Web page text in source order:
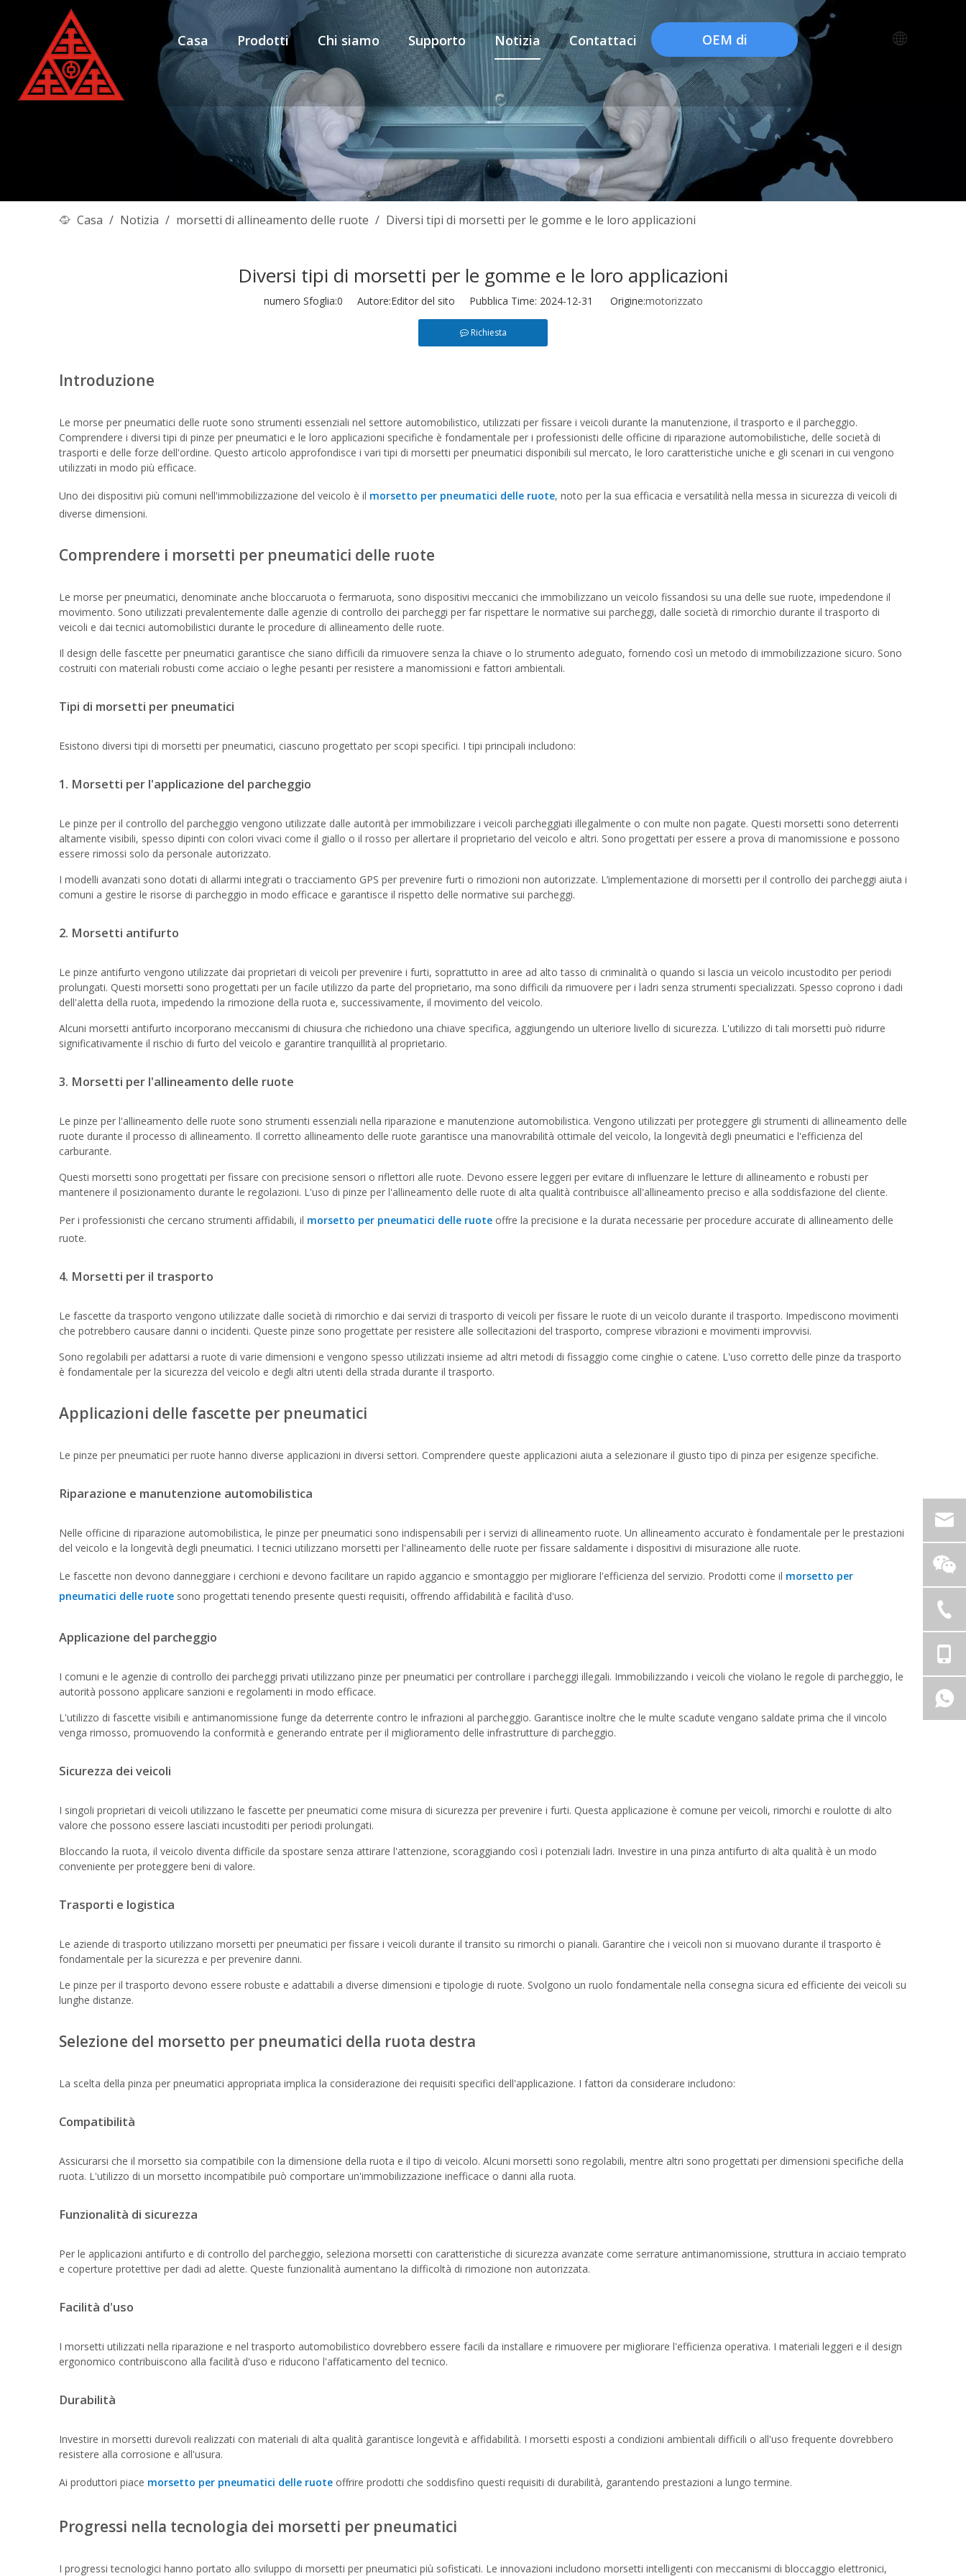
Casa Prodotti Chi siamo Supporto Notizia Contattaci
OEM di
fabbrica
Casa / Notizia / morsetti di allineamento delle ruote / Diversi tipi di morsetti per le gomme e le loro applicazioni
Diversi tipi di morsetti per le gomme e le loro applicazioni
numero Sfoglia:0 Autore:Editor del sito Pubblica Time: 2024-12-31 Origine:motorizzato
Richiesta
Introduzione
Le morse per pneumatici delle ruote sono strumenti essenziali nel settore automobilistico, utilizzati per fissare i veicoli durante la manutenzione, il trasporto e il parcheggio.
Comprendere i diversi tipi di pinze per pneumatici e le loro applicazioni specifiche è fondamentale per i professionisti delle officine di riparazione automobilistiche, delle società di
trasporti e delle forze dell'ordine. Questo articolo approfondisce i vari tipi di morsetti per pneumatici disponibili sul mercato, le loro caratteristiche uniche e gli scenari in cui vengono
utilizzati in modo più efficace.
Uno dei dispositivi più comuni nell'immobilizzazione del veicolo è il morsetto per pneumatici delle ruote, noto per la sua efficacia e versatilità nella messa in sicurezza di veicoli di
diverse dimensioni.
Comprendere i morsetti per pneumatici delle ruote
Le morse per pneumatici, denominate anche bloccaruota o fermaruota, sono dispositivi meccanici che immobilizzano un veicolo fissandosi su una delle sue ruote, impedendone il
movimento. Sono utilizzati prevalentemente dalle agenzie di controllo dei parcheggi per far rispettare le normative sui parcheggi, dalle società di rimorchio durante il trasporto di
veicoli e dai tecnici automobilistici durante le procedure di allineamento delle ruote.
Il design delle fascette per pneumatici garantisce che siano difficili da rimuovere senza la chiave o lo strumento adeguato, fornendo così un metodo di immobilizzazione sicuro. Sono
costruiti con materiali robusti come acciaio o leghe pesanti per resistere a manomissioni e fattori ambientali.
Tipi di morsetti per pneumatici
Esistono diversi tipi di morsetti per pneumatici, ciascuno progettato per scopi specifici. I tipi principali includono:
1. Morsetti per l'applicazione del parcheggio
Le pinze per il controllo del parcheggio vengono utilizzate dalle autorità per immobilizzare i veicoli parcheggiati illegalmente o con multe non pagate. Questi morsetti sono deterrenti
altamente visibili, spesso dipinti con colori vivaci come il giallo o il rosso per allertare il proprietario del veicolo e altri. Sono progettati per essere a prova di manomissione e possono
essere rimossi solo da personale autorizzato.
I modelli avanzati sono dotati di allarmi integrati o tracciamento GPS per prevenire furti o rimozioni non autorizzate. L’implementazione di morsetti per il controllo dei parcheggi aiuta i
comuni a gestire le risorse di parcheggio in modo efficace e garantisce il rispetto delle normative sui parcheggi.
2. Morsetti antifurto
Le pinze antifurto vengono utilizzate dai proprietari di veicoli per prevenire i furti, soprattutto in aree ad alto tasso di criminalità o quando si lascia un veicolo incustodito per periodi
prolungati. Questi morsetti sono progettati per un facile utilizzo da parte del proprietario, ma sono difficili da rimuovere per i ladri senza strumenti specializzati. Spesso coprono i dadi
dell'aletta della ruota, impedendo la rimozione della ruota e, successivamente, il movimento del veicolo.
Alcuni morsetti antifurto incorporano meccanismi di chiusura che richiedono una chiave specifica, aggiungendo un ulteriore livello di sicurezza. L'utilizzo di tali morsetti può ridurre
significativamente il rischio di furto del veicolo e garantire tranquillità al proprietario.
3. Morsetti per l'allineamento delle ruote
Le pinze per l'allineamento delle ruote sono strumenti essenziali nella riparazione e manutenzione automobilistica. Vengono utilizzati per proteggere gli strumenti di allineamento delle
ruote durante il processo di allineamento. Il corretto allineamento delle ruote garantisce una manovrabilità ottimale del veicolo, la longevità degli pneumatici e l'efficienza del
carburante.
Questi morsetti sono progettati per fissare con precisione sensori o riflettori alle ruote. Devono essere leggeri per evitare di influenzare le letture di allineamento e robusti per
mantenere il posizionamento durante le regolazioni. L'uso di pinze per l'allineamento delle ruote di alta qualità contribuisce all'allineamento preciso e alla soddisfazione del cliente.
Per i professionisti che cercano strumenti affidabili, il morsetto per pneumatici delle ruote offre la precisione e la durata necessarie per procedure accurate di allineamento delle
ruote.
4. Morsetti per il trasporto
Le fascette da trasporto vengono utilizzate dalle società di rimorchio e dai servizi di trasporto di veicoli per fissare le ruote di un veicolo durante il trasporto. Impediscono movimenti
che potrebbero causare danni o incidenti. Queste pinze sono progettate per resistere alle sollecitazioni del trasporto, comprese vibrazioni e movimenti improvvisi.
Sono regolabili per adattarsi a ruote di varie dimensioni e vengono spesso utilizzati insieme ad altri metodi di fissaggio come cinghie o catene. L'uso corretto delle pinze da trasporto
è fondamentale per la sicurezza del veicolo e degli altri utenti della strada durante il trasporto.
Applicazioni delle fascette per pneumatici
Le pinze per pneumatici per ruote hanno diverse applicazioni in diversi settori. Comprendere queste applicazioni aiuta a selezionare il giusto tipo di pinza per esigenze specifiche.
Riparazione e manutenzione automobilistica
Nelle officine di riparazione automobilistica, le pinze per pneumatici sono indispensabili per i servizi di allineamento ruote. Un allineamento accurato è fondamentale per le prestazioni
del veicolo e la longevità degli pneumatici. I tecnici utilizzano morsetti per l'allineamento delle ruote per fissare saldamente i dispositivi di misurazione alle ruote.
Le fascette non devono danneggiare i cerchioni e devono facilitare un rapido aggancio e smontaggio per migliorare l'efficienza del servizio. Prodotti come il morsetto per
pneumatici delle ruote sono progettati tenendo presente questi requisiti, offrendo affidabilità e facilità d'uso.
Applicazione del parcheggio
I comuni e le agenzie di controllo dei parcheggi privati ​​utilizzano pinze per pneumatici per controllare i parcheggi illegali. Immobilizzando i veicoli che violano le regole di parcheggio, le
autorità possono applicare sanzioni e regolamenti in modo efficace.
L'utilizzo di fascette visibili e antimanomissione funge da deterrente contro le infrazioni al parcheggio. Garantisce inoltre che le multe scadute vengano saldate prima che il vincolo
venga rimosso, promuovendo la conformità e generando entrate per il miglioramento delle infrastrutture di parcheggio.
Sicurezza dei veicoli
I singoli proprietari di veicoli utilizzano le fascette per pneumatici come misura di sicurezza per prevenire i furti. Questa applicazione è comune per veicoli, rimorchi e roulotte di alto
valore che possono essere lasciati incustoditi per periodi prolungati.
Bloccando la ruota, il veicolo diventa difficile da spostare senza attirare l'attenzione, scoraggiando così i potenziali ladri. Investire in una pinza antifurto di alta qualità è un modo
conveniente per proteggere beni di valore.
Trasporti e logistica
Le aziende di trasporto utilizzano morsetti per pneumatici per fissare i veicoli durante il transito su rimorchi o pianali. Garantire che i veicoli non si muovano durante il trasporto è
fondamentale per la sicurezza e per prevenire danni.
Le pinze per il trasporto devono essere robuste e adattabili a diverse dimensioni e tipologie di ruote. Svolgono un ruolo fondamentale nella consegna sicura ed efficiente dei veicoli su
lunghe distanze.
Selezione del morsetto per pneumatici della ruota destra
La scelta della pinza per pneumatici appropriata implica la considerazione dei requisiti specifici dell'applicazione. I fattori da considerare includono:
Compatibilità
Assicurarsi che il morsetto sia compatibile con la dimensione della ruota e il tipo di veicolo. Alcuni morsetti sono regolabili, mentre altri sono progettati per dimensioni specifiche della
ruota. L'utilizzo di un morsetto incompatibile può comportare un'immobilizzazione inefficace o danni alla ruota.
Funzionalità di sicurezza
Per le applicazioni antifurto e di controllo del parcheggio, seleziona morsetti con caratteristiche di sicurezza avanzate come serrature antimanomissione, struttura in acciaio temprato
e coperture protettive per dadi ad alette. Queste funzionalità aumentano la difficoltà di rimozione non autorizzata.
Facilità d'uso
I morsetti utilizzati nella riparazione e nel trasporto automobilistico dovrebbero essere facili da installare e rimuovere per migliorare l'efficienza operativa. I materiali leggeri e il design
ergonomico contribuiscono alla facilità d'uso e riducono l'affaticamento del tecnico.
Durabilità
Investire in morsetti durevoli realizzati con materiali di alta qualità garantisce longevità e affidabilità. I morsetti esposti a condizioni ambientali difficili o all'uso frequente dovrebbero
resistere alla corrosione e all'usura.
Ai produttori piace morsetto per pneumatici delle ruote offrire prodotti che soddisfino questi requisiti di durabilità, garantendo prestazioni a lungo termine.
Progressi nella tecnologia dei morsetti per pneumatici
I progressi tecnologici hanno portato allo sviluppo di morsetti per pneumatici più sofisticati. Le innovazioni includono morsetti intelligenti con meccanismi di bloccaggio elettronici,